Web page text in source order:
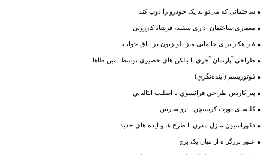
ساختمانی که می‌تواند یک خودرو را ذوب کند
معماری ساختمان اداری سفید، فرشاد کازرونی
۸ راهکار برای جانمایی میز تلویزیون در اتاق خواب
طراحی آپارتمان آجری با بالکن های حصیری توسط امین طاها
فوتوريسم (آينده‌نگري)
پير کاردين طراحي فرانسوي با اصليت ايتاليايي
کلیسای نورث کریسچن ـ ارو سارینن
دکوراسیون منزل مدرن با طرح ها و ایده های جدید
عبور بزرگراه از میان یک برج